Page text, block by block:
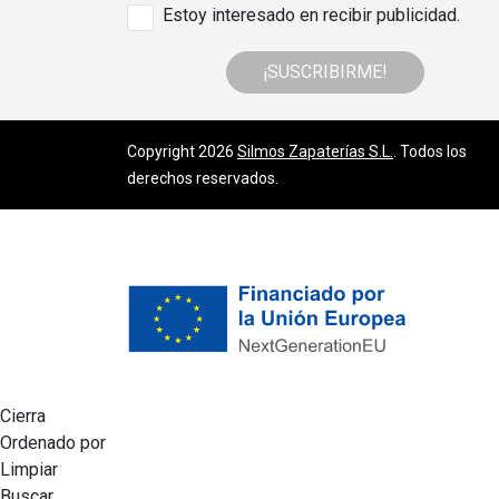
Estoy interesado en recibir publicidad.
¡SUSCRIBIRME!
Copyright 2026 Silmos Zapaterías S.L.
. Todos los
derechos reservados.
Cierra
Ordenado por
Limpiar